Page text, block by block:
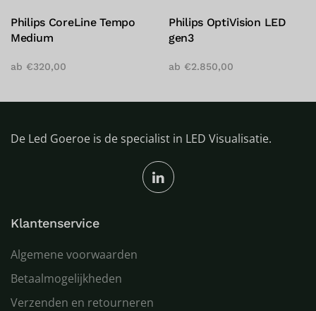
Philips CoreLine Tempo
Medium
ab €320,00
Philips OptiVision LED
gen3
ab €2.850,00
De Led Goeroe is de specialist in LED Visualisatie.
Klantenservice
Algemene voorwaarden
Betaalmogelijkheden
Verzenden en retourneren